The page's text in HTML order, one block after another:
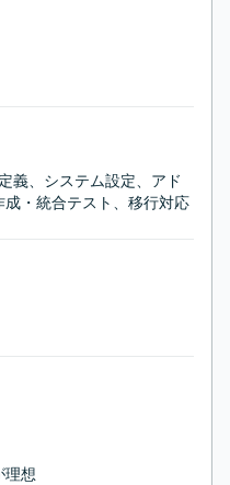
義、システム設定、アド
・統合テスト、移行対応
理想